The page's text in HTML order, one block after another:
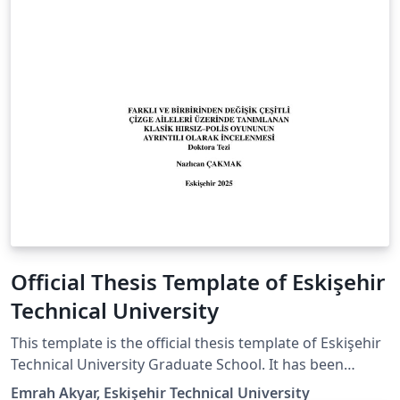
Official Thesis Template of Eskişehir
Technical University
This template is the official thesis template of Eskişehir
Technical University Graduate School. It has been
prepared in accordance with the official thesis writing
Emrah Akyar, Eskişehir Technical University